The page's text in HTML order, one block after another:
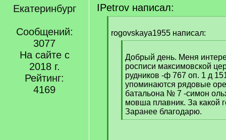
Екатеринбург
Сообщений:
3077
На сайте с
2018 г.
Рейтинг:
4169
IPetrov написал:
q
rogovskaya1955 написал:
q
]
Добрый день. Меня
росписи максимовской
рудников -ф 767 оп. 1 д
упоминаются рядовые
батальона № 7 -симон
мовша плавник. За какой
Заранее благодарю.
[